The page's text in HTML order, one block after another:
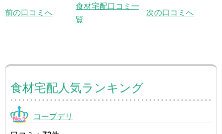
前の口コミへ
食材宅配口コミ一
覧
次の口コミへ
食材宅配人気ランキング
コープデリ